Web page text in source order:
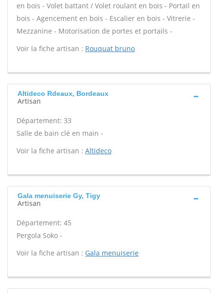
en bois - Volet battant / Volet roulant en bois - Portail en
bois - Agencement en bois - Escalier en bois - Vitrerie -
Mezzanine - Motorisation de portes et portails -
Voir la fiche artisan : Rouquat bruno
Altideco Rdeaux, Bordeaux
Artisan
Département: 33
Salle de bain clé en main -
Voir la fiche artisan : Altideco
Gala menuiserie Gy, Tigy
Artisan
Département: 45
Pergola Soko -
Voir la fiche artisan : Gala menuiserie